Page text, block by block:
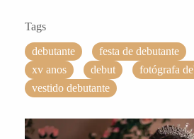
Tags
debutante festa de debutante
xv anos
debut
fotógrafa
vestido debutante